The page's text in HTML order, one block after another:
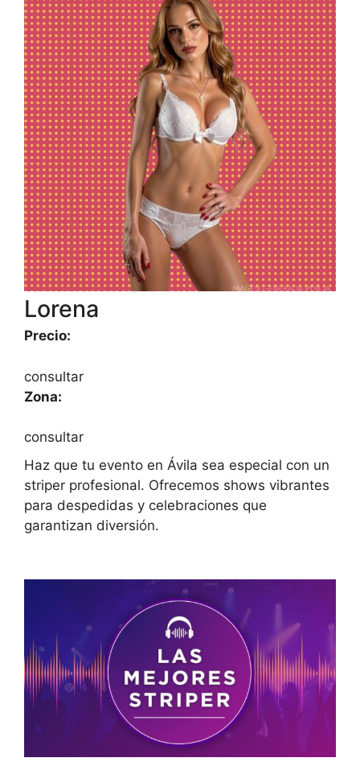
Lorena
Precio:
consultar
Zona:
consultar
Haz que tu evento en Ávila sea especial con un
striper profesional. Ofrecemos shows vibrantes
para despedidas y celebraciones que
garantizan diversión.